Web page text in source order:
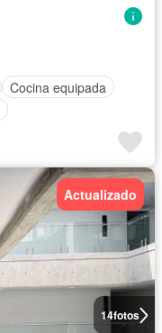
Cocina equipada
14fotos
Actualizado